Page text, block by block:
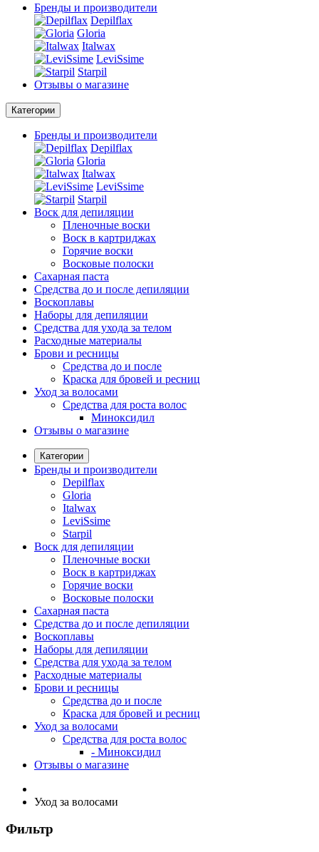
Бренды и производители
Depilflax
Gloria
Italwax
LeviSsime
Starpil
Отзывы о магазине
Категории
Бренды и производители
Depilflax
Gloria
Italwax
LeviSsime
Starpil
Воск для депиляции
Пленочные воски
Воск в картриджах
Горячие воски
Восковые полоски
Сахарная паста
Средства до и после депиляции
Воскоплавы
Наборы для депиляции
Средства для ухода за телом
Расходные материалы
Брови и ресницы
Средства до и после
Краска для бровей и ресниц
Уход за волосами
Средства для роста волос
Миноксидил
Отзывы о магазине
Категории
Бренды и производители
Depilflax
Gloria
Italwax
LeviSsime
Starpil
Воск для депиляции
Пленочные воски
Воск в картриджах
Горячие воски
Восковые полоски
Сахарная паста
Средства до и после депиляции
Воскоплавы
Наборы для депиляции
Средства для ухода за телом
Расходные материалы
Брови и ресницы
Средства до и после
Краска для бровей и ресниц
Уход за волосами
Средства для роста волос
- Миноксидил
Отзывы о магазине
Уход за волосами
Фильтр